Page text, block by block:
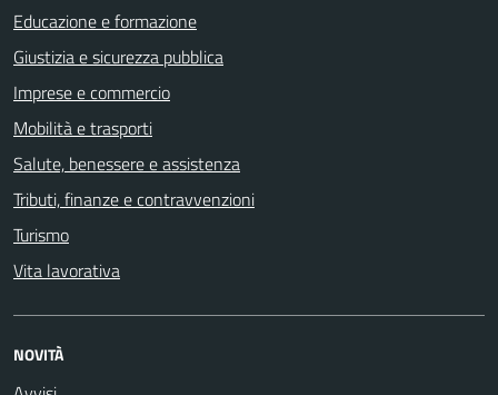
Educazione e formazione
Giustizia e sicurezza pubblica
Imprese e commercio
Mobilità e trasporti
Salute, benessere e assistenza
Tributi, finanze e contravvenzioni
Turismo
Vita lavorativa
NOVITÀ